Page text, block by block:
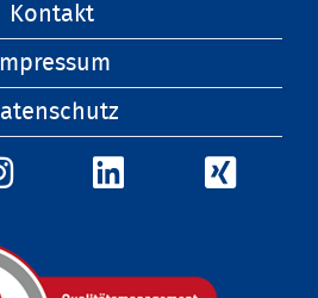
Kontakt
Impressum